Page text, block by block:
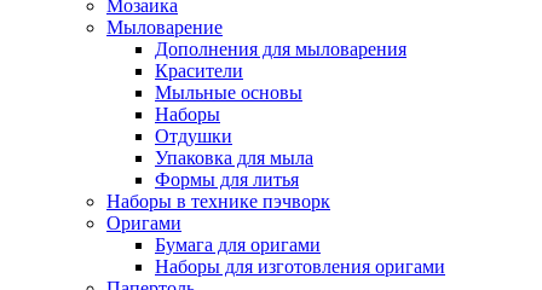
Мозаика
Мыловарение
Дополнения для мыловарения
Красители
Мыльные основы
Наборы
Отдушки
Упаковка для мыла
Формы для литья
Наборы в технике пэчворк
Оригами
Бумага для оригами
Наборы для изготовления оригами